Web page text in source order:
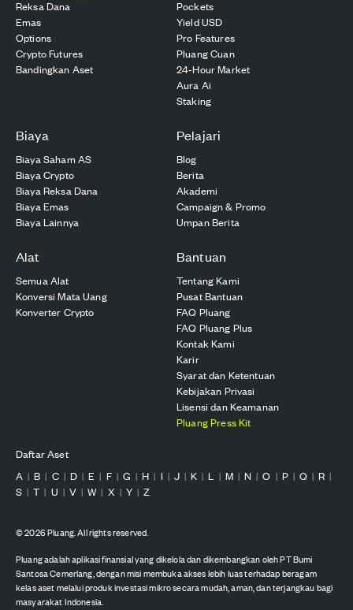
Reksa Dana
Emas
Options
Crypto Futures
Bandingkan Aset
Pockets
Yield USD
Pro Features
Pluang Cuan
24-Hour Market
Aura Ai
Staking
Biaya
Biaya Saham AS
Biaya Crypto
Biaya Reksa Dana
Biaya Emas
Biaya Lainnya
Pelajari
Blog
Berita
Akademi
Campaign & Promo
Umpan Berita
Alat
Semua Alat
Konversi Mata Uang
Konverter Crypto
Bantuan
Tentang Kami
Pusat Bantuan
FAQ Pluang
FAQ Pluang Plus
Kontak Kami
Karir
Syarat dan Ketentuan
Kebijakan Privasi
Lisensi dan Keamanan
Pluang Press Kit
Daftar Aset
A | B | C | D | E | F | G | H | I | J | K | L | M | N | O | P | Q | R |
S | T | U | V | W | X | Y | Z
©2026Pluang. All rights reserved.
Pluang adalah aplikasi finansial yang dikelola dan dikembangkan oleh PT Bumi
Santosa Cemerlang, dengan misi membuka akses lebih luas terhadap beragam
kelas aset melalui produk investasi mikro secara mudah, aman, dan terjangkau bagi
masyarakat Indonesia.